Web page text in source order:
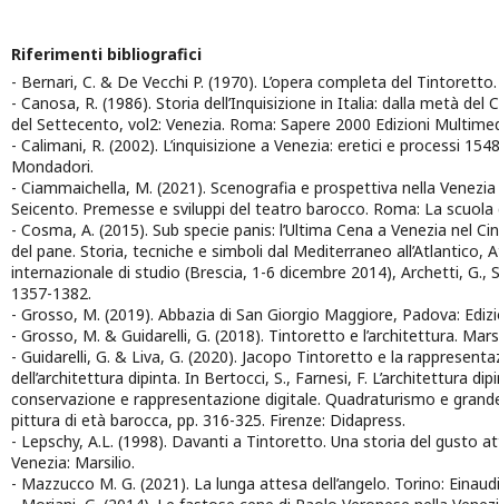
Riferimenti bibliografici
- Bernari, C. & De Vecchi P. (1970). L’opera completa del
- Canosa, R. (1986). Storia dell’Inquisizione in Italia: dalla metà del
del Settecento, vol2: Venezia. Roma: Sapere 2000 Edizioni
- Calimani, R. (2002). L’inquisizione a Venezia: eretici e processi
Mondadori.
- Ciammaichella, M. (2021). Scenografia e prospettiva nella
Seicento. Premesse e sviluppi del teatro barocco. Roma: La
- Cosma, A. (2015). Sub specie panis: l’Ultima Cena a Venezia nel
del pane. Storia, tecniche e simboli dal Mediterraneo all’Atlantico,
internazionale di studio (Brescia, 1-6 dicembre 2014), Archetti, G.,
1357-1382.
- Grosso, M. (2019). Abbazia di San Giorgio Maggiore, Padova:
- Grosso, M. & Guidarelli, G. (2018). Tintoretto e l’architettura.
- Guidarelli, G. & Liva, G. (2020). Jacopo Tintoretto e la
dell’architettura dipinta. In Bertocci, S., Farnesi, F. L’architettura
conservazione e rappresentazione digitale. Quadraturismo e
pittura di età barocca, pp. 316-325. Firenze: Didapress.
- Lepschy, A.L. (1998). Davanti a Tintoretto. Una storia del gusto
Venezia: Marsilio.
- Mazzucco M. G. (2021). La lunga attesa dell’angelo. Torino: